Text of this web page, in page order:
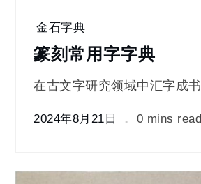
金石字典
篆刻常用字字典
在古文字研究领域中汇字成
2024年8月21日 0 mins read